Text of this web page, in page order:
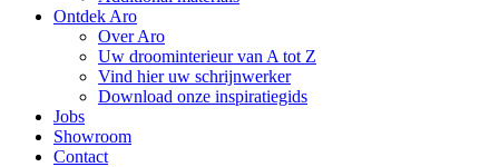
Ontdek Aro
Over Aro
Uw droominterieur van A tot Z
Vind hier uw schrijnwerker
Download onze inspiratiegids
Jobs
Showroom
Contact